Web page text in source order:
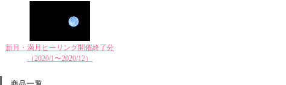
新月・満月ヒーリング開催終了分
（2020/1〜2020/12）